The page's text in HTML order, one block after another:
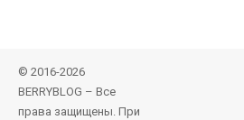
© 2016-2026
BERRYBLOG – Все
права защищены. При